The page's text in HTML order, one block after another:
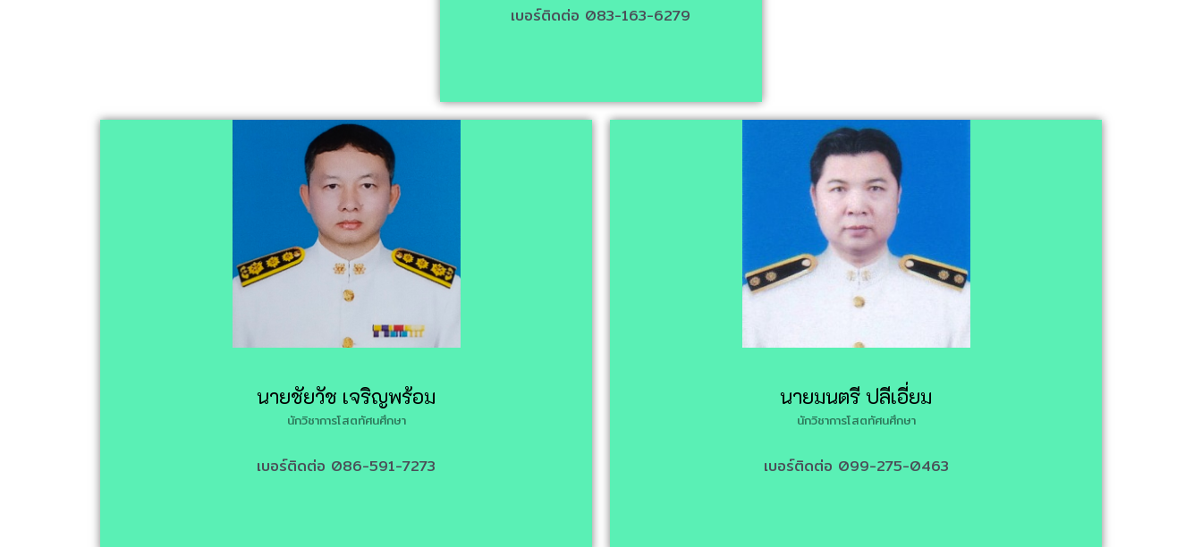
เบอร์ติดต่อ 083-163-6279
นายชัยวัช เจริญพร้อม
นักวิชาการโสตทัศนศึกษา
เบอร์ติดต่อ 086-591-7273
นายมนตรี ปลีเอี่ยม
นักวิชาการโสตทัศนศึกษา
เบอร์ติดต่อ 099-275-0463